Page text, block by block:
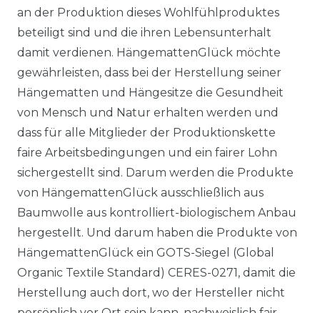
an der Produktion dieses Wohlfühlproduktes
beteiligt sind und die ihren Lebensunterhalt
damit verdienen. HängemattenGlück möchte
gewährleisten, dass bei der Herstellung seiner
Hängematten und Hängesitze die Gesundheit
von Mensch und Natur erhalten werden und
dass für alle Mitglieder der Produktionskette
faire Arbeitsbedingungen und ein fairer Lohn
sichergestellt sind. Darum werden die Produkte
von HängemattenGlück ausschließlich aus
Baumwolle aus kontrolliert-biologischem Anbau
hergestellt. Und darum haben die Produkte von
HängemattenGlück ein GOTS-Siegel (Global
Organic Textile Standard) CERES-0271, damit die
Herstellung auch dort, wo der Hersteller nicht